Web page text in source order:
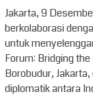
Jakarta, 9
berkolaborasi
untuk
Forum: Bridging
Borobudur,
diplomatik antara